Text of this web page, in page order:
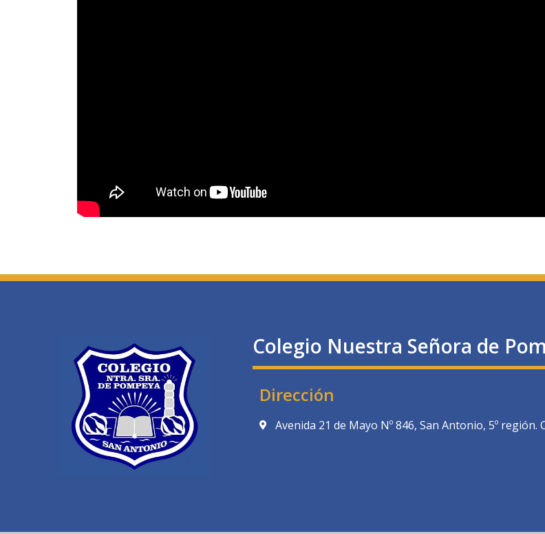
Colegio Nuestra Señora de
Dirección
Avenida 21 de Mayo Nº 846, San Antonio, 5º región.